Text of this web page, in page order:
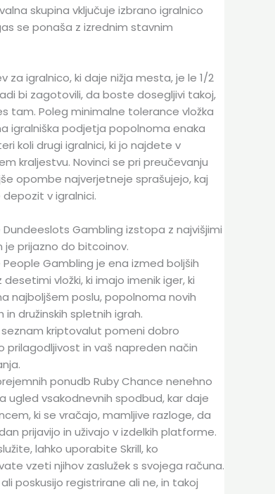
skupina vključuje izbrano igralnico
se ponaša z izrednim stavnim
za igralnico, ki daje nižja mesta, je le 1/2
bi zagotovili, da boste dosegljivi takoj,
tam. Poleg minimalne tolerance vložka
igralniška podjetja popolnoma enaka
koli drugi igralnici, ki jo najdete v
kraljestvu. Novinci se pri preučevanju
opombe najverjetneje sprašujejo, kaj
v igralnici.
Gambling izstopa z najvišjimi
je prijazno do bitcoinov.
Gambling je ena izmed boljših
desetimi vložki, ki imajo imenik iger, ki
najboljšem poslu, popolnoma novih
in družinskih spletnih igrah.
seznam kriptovalut pomeni dobro
prilagodljivost in vaš napreden način
ponudb Ruby Chance nenehno
ugled vsakodnevnih spodbud, kar daje
ki se vračajo, mamljive razloge, da
prijavijo in uživajo v izdelkih platforme.
lahko uporabite Skrill, ko
vzeti njihov zaslužek s svojega računa.
poskusijo registrirane ali ne, in takoj